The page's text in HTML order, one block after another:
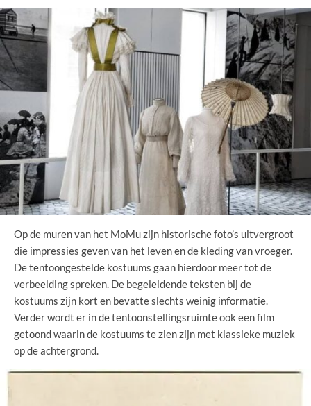
Op de muren van het MoMu zijn historische foto’s uitvergroot
die impressies geven van het leven en de kleding van vroeger.
De tentoongestelde kostuums gaan hierdoor meer tot de
verbeelding spreken. De begeleidende teksten bij de
kostuums zijn kort en bevatte slechts weinig informatie.
Verder wordt er in de tentoonstellingsruimte ook een film
getoond waarin de kostuums te zien zijn met klassieke muziek
op de achtergrond.